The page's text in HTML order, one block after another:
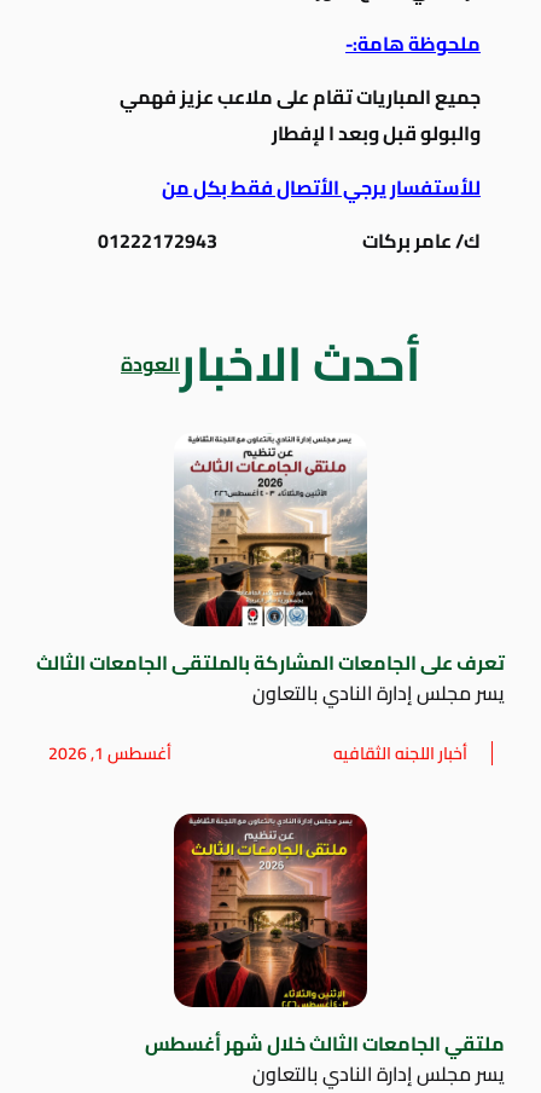
ملحوظة هامة:-
جميع المباريات تقام على ملاعب عزيز فهمي
والبولو قبل وبعد ا لإفطار
للأستفسار يرجي الأتصال فقط بكل من
ك/ عامر بركات 01222172943
أحدث الاخبارالعودة
تعرف على الجامعات المشاركة بالملتقى الجامعات الثالث
يسر مجلس إدارة النادي بالتعاون
أخبار اللجنه الثقافيه أغسطس 1, 2026
ملتقي الجامعات الثالث خلال شهر أغسطس
يسر مجلس إدارة النادي بالتعاون